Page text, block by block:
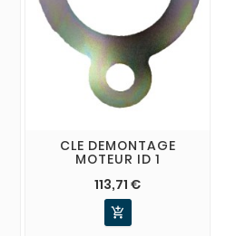
CLE DEMONTAGE
MOTEUR ID 1
113,71 €
